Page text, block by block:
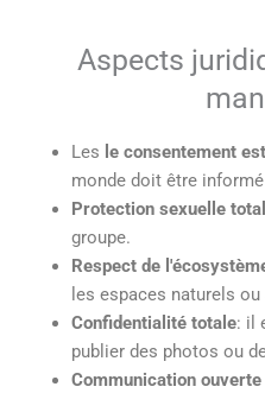
Aspects
Les le consentement
monde doit être
Protection sexuelle
groupe.
Respect de
les espaces naturels
Confidentialité totale: il
publier des photos ou
Communication